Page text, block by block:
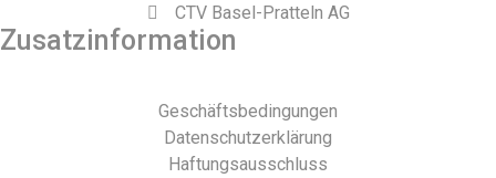
CTV Basel-Pratteln AG
Zusatzinformation
Geschäftsbedingungen
Datenschutzerklärung
Haftungsausschluss